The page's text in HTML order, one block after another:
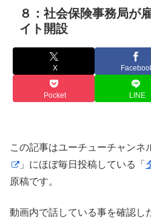
８：社会保険事務局が
イト開設
X
Pocket LINE
この記事はユーチューチャンネ
」にほぼ毎日投稿している「
原稿です。
動画内で話している事を確認し